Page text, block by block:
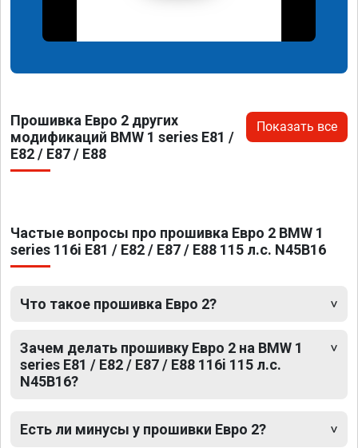
Прошивка Евро 2 других
модификаций BMW 1 series E81 /
E82 / E87 / E88
Показать все
Частые вопросы про прошивка Евро 2 BMW 1
series 116i E81 / E82 / E87 / E88 115 л.с. N45B16
Что такое прошивка Евро 2?
Зачем делать прошивку Евро 2 на BMW 1
series E81 / E82 / E87 / E88 116i 115 л.с.
N45B16?
Есть ли минусы у прошивки Евро 2?